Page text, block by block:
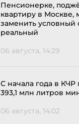
Пенсионерке,
квартиру в Москве,
заменить условный
реальный
06 августа, 14:29
С начала года в КЧР
393,1 млн литров
06 августа, 14:02